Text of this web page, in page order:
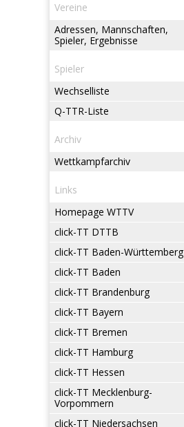
Vereine
Adressen, Mannschaften,
Spieler, Ergebnisse
Spieler
Wechselliste
Q-TTR-Liste
Archiv
Wettkampfarchiv
Links
Homepage WTTV
click-TT DTTB
click-TT Baden-Württemberg
click-TT Baden
click-TT Brandenburg
click-TT Bayern
click-TT Bremen
click-TT Hamburg
click-TT Hessen
click-TT Mecklenburg-
Vorpommern
click-TT Niedersachsen